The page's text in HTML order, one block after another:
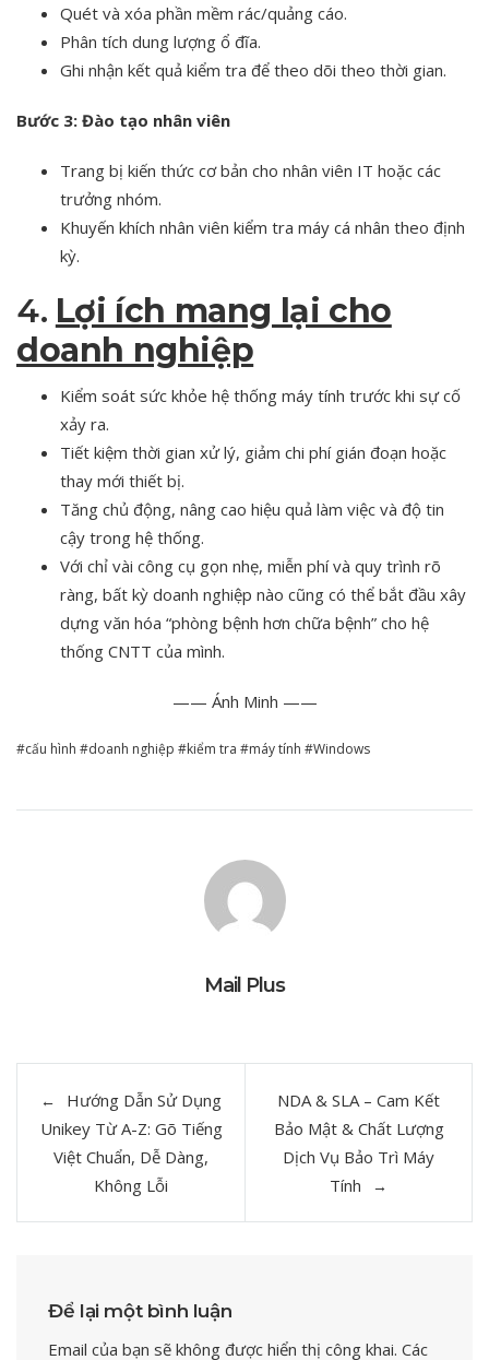
Quét và xóa phần mềm rác/quảng cáo.
Phân tích dung lượng ổ đĩa.
Ghi nhận kết quả kiểm tra để theo dõi theo thời gian.
Bước 3: Đào tạo nhân viên
Trang bị kiến thức cơ bản cho nhân viên IT hoặc các
trưởng nhóm.
Khuyến khích nhân viên kiểm tra máy cá nhân theo định
kỳ.
4. Lợi ích mang lại cho
doanh nghiệp
Kiểm soát sức khỏe hệ thống máy tính trước khi sự cố
xảy ra.
Tiết kiệm thời gian xử lý, giảm chi phí gián đoạn hoặc
thay mới thiết bị.
Tăng chủ động, nâng cao hiệu quả làm việc và độ tin
cậy trong hệ thống.
Với chỉ vài công cụ gọn nhẹ, miễn phí và quy trình rõ
ràng, bất kỳ doanh nghiệp nào cũng có thể bắt đầu xây
dựng văn hóa “phòng bệnh hơn chữa bệnh” cho hệ
thống CNTT của mình.
—— Ánh Minh ——
cấu hình doanh nghiệp kiểm tra máy tính Windows
Mail Plus
hướng
bài
Hướng Dẫn Sử Dụng
Unikey Từ A-Z: Gõ Tiếng
Việt Chuẩn, Dễ Dàng,
Không Lỗi
NDA & SLA – Cam Kết
Bảo Mật & Chất Lượng
Dịch Vụ Bảo Trì Máy
Tính
Để lại một bình luận
Email của bạn sẽ không được hiển thị công khai. Các